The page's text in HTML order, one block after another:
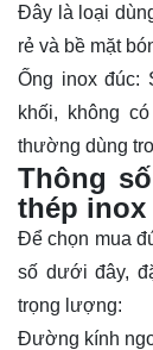
Đây là loại
rẻ và bề mặt
Ống inox đúc:
khối, không
thường dùng
Thông
thép inox
Để chọn mua
số dưới đây,
trọng lượng:
Đường kính